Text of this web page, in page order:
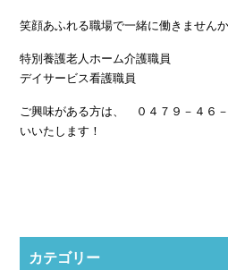
笑顔あふれる職場で一緒に働きません
特別養護老人ホーム介護職員
デイサービス看護職員
ご興味がある方は、 ０４７９－４６
いいたします！
カテゴリー